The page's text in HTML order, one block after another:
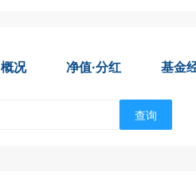
概况 净值·分红 基金
查询